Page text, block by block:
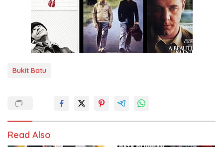
Bukit Batu
Read Also